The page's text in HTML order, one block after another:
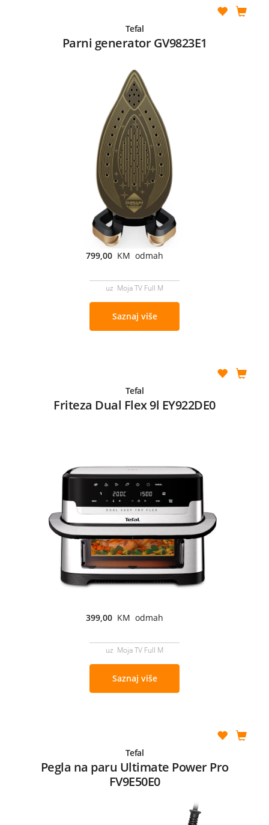
Tefal
Parni generator GV9823E1
799,00 KM odmah
uz Moja TV Full M
Saznaj više
Tefal
Friteza Dual Flex 9l EY922DE0
399,00 KM odmah
uz Moja TV Full M
Saznaj više
Tefal
Pegla na paru Ultimate Power Pro
FV9E50E0